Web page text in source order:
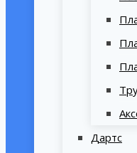
Дартс